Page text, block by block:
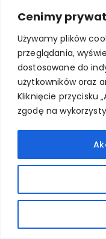
Cenimy
Używamy plików
przeglądania,
dostosowane do
użytkowników oraz
Kliknięcie przycisku
zgodę na
2024
Filament do
start?
drukowania.
Archiwum